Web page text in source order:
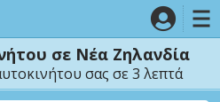
σε Νέα Ζηλανδία
σας σε 3 λεπτά